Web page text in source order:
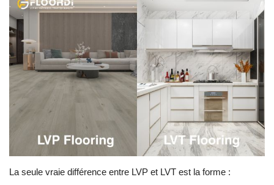
La seule vraie différence entre LVP et LVT est la forme :